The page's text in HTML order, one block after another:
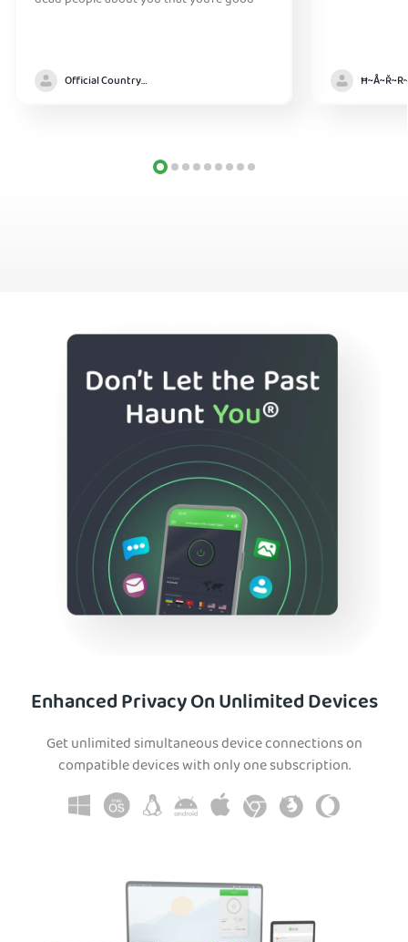
Official Country model
Enhanced Privacy On Unlimited Devices
Get unlimited simultaneous device connections on
compatible devices with only one subscription.